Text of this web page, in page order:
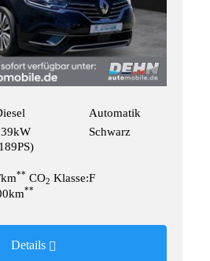
Automatik
Schwarz
** CO2 Klasse:F
**
Details